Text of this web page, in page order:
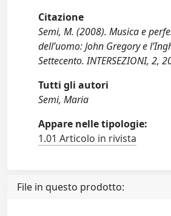
Citazione
Semi, M. (2008). Musica e
dell’uomo: John Gregory e
Settecento. INTERSEZIONI, 2,
Tutti gli autori
Semi, Maria
Appare nelle tipologie:
1.01 Articolo in rivista
File in questo prodotto: